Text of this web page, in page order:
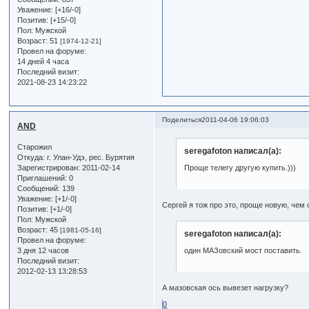
Уважение: [+16/-0]
Позитив: [+15/-0]
Пол: Мужской
Возраст: 51[1974-12-21]
Провел на форуме:
14 дней 4 часа
Последний визит:
2021-08-23 14:23:22
Поделиться2011-04-06 19:06:03
AND
Старожил
Откуда: г. Улан-Удэ, рес. Бурятия
Зарегистрирован: 2011-02-14
Приглашений: 0
Сообщений: 139
Уважение: [+1/-0]
Позитив: [+1/-0]
Пол: Мужской
Возраст: 45[1981-05-16]
Провел на форуме:
3 дня 12 часов
Последний визит:
2012-02-13 13:28:53
seregafoton написал(а):
Проще телегу другую купить.)))
Сергей я тож про это, проще новую, чем
seregafoton написал(а):
один МАЗовский мост поставить.
А мазовская ось вывезет нагрузку?
0